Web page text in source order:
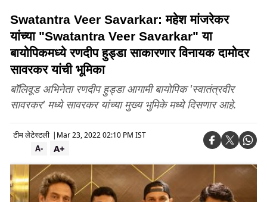
Swatantra Veer Savarkar: महेश मांजरेकर
यांच्या "Swatantra Veer Savarkar" या
बायोपिकमध्ये रणदीप हुड्डा साकारणार विनायक दामोदर
सावरकर यांची भूमिका
बॉलिवूड अभिनेता रणदीप हुड्डा आगामी बायोपिक 'स्वातंत्रवीर
सावरकर' मध्ये सावरकर यांच्या मुख्य भुमिके मध्ये दिसणार आहे.
टीम लेटेस्टली | Mar 23, 2022 02:10 PM IST
A+
A-